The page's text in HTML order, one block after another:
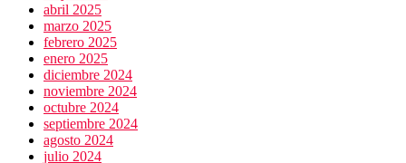
abril 2025
marzo 2025
febrero 2025
enero 2025
diciembre 2024
noviembre 2024
octubre 2024
septiembre 2024
agosto 2024
julio 2024